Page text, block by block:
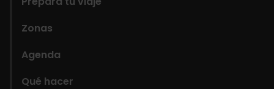
Zonas
Agenda
Qué hacer